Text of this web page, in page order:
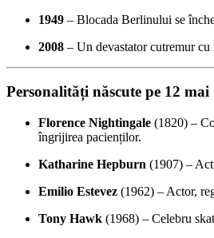
1949 – Blocada Berlinului se
2008 – Un devastator cutremur
Personalități născute pe 12 mai
Florence Nightingale (1820) –
îngrijirea pacienților.
Katharine Hepburn (1907) –
Emilio Estevez (1962) – Actor,
Tony Hawk (1968) – Celebru